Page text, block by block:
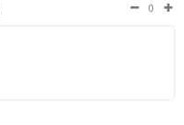
0